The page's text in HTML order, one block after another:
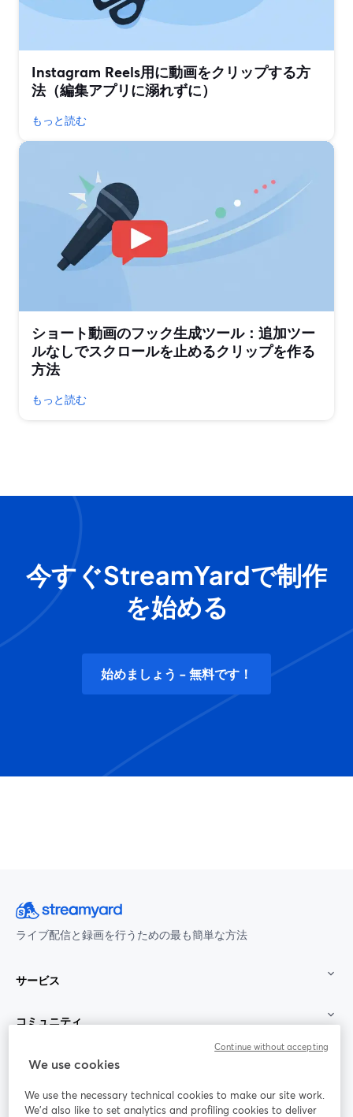
Instagram Reels用に動画をクリップする方
法（編集アプリに溺れずに）
もっと読む
ショート動画のフック生成ツール：追加ツー
ルなしでスクロールを止めるクリップを作る
方法
もっと読む
今すぐStreamYardで制作
を始める
始めましょう - 無料です！
ライブ配信と録画を行うための最も簡単な方法
サービス
コミュニティ
StreamYard：
参加する
We use cookies
We use the necessary technical cookies to make our site work.
We'd also like to set analytics and profiling cookies to deliver
Continue without accepting